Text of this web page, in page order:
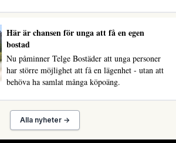
Här är chansen för unga att få en egen
bostad
Nu påminner Telge Bostäder att unga personer
har större möjlighet att få en lägenhet - utan att
behöva ha samlat många köpoäng.
Alla nyheter →